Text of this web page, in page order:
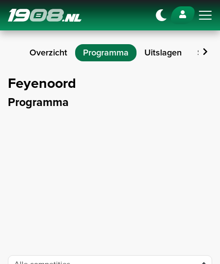
Navigation
Overzicht Programma Uitslagen Stand
Feyenoord
Programma